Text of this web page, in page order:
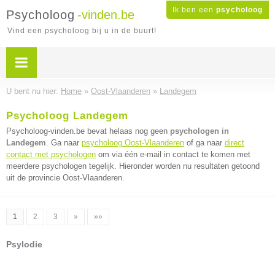
Ik ben een psycholoog
Psycholoog -vinden.be
Vind een psycholoog bij u in de buurt!
U bent nu hier: Home » Oost-Vlaanderen » Landegem
Psycholoog Landegem
Psycholoog-vinden.be bevat helaas nog geen psychologen in
Landegem. Ga naar psycholoog Oost-Vlaanderen of ga naar direct
contact met psychologen om via één e-mail in contact te komen met
meerdere psychologen tegelijk. Hieronder worden nu resultaten getoond
uit de provincie Oost-Vlaanderen.
1 2 3 » »»
Psylodie